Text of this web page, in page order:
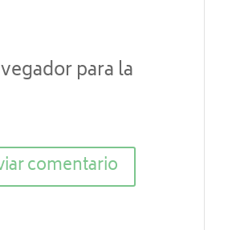
para la